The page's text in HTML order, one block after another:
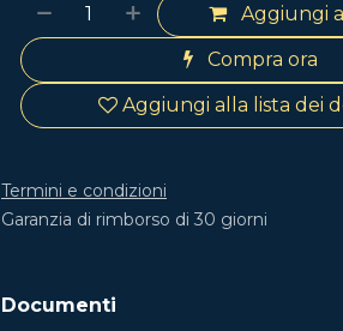
Aggiungi
Compra ora
Aggiungi alla lista dei
Termini e condizioni
Garanzia di rimborso di 30 giorni
Documenti